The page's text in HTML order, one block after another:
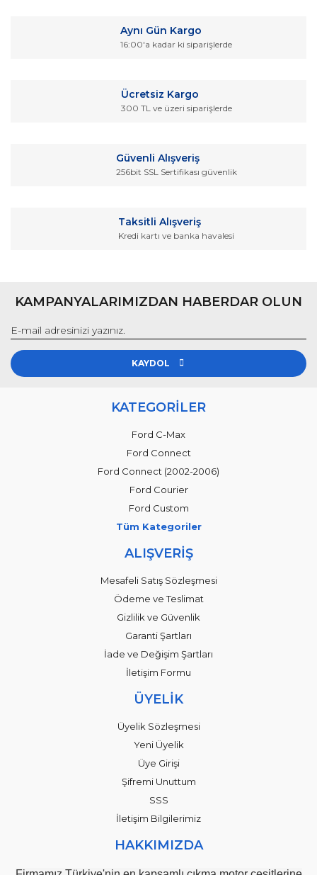
Yorum Yaz
Ürün resmi kalitesiz, bozuk veya görüntülenemiyor.
Ürün fiyatı diğer sitelerden daha pahalı.
Aynı Gün Kargo
16:00'a kadar ki siparişlerde
Ücretsiz Kargo
300 TL ve üzeri siparişlerde
Güvenli Alışveriş
256bit SSL Sertifikası güvenlik
Taksitli Alışveriş
Kredi kartı ve banka havalesi
KAMPANYALARIMIZDAN HABERDAR OLUN
KAYDOL
KATEGORİLER
Ford C-Max
Ford Connect
Ford Connect (2002-2006)
Ford Courier
Ford Custom
Tüm Kategoriler
ALIŞVERİŞ
Mesafeli Satış Sözleşmesi
Ödeme ve Teslimat
Gizlilik ve Güvenlik
Garanti Şartları
İade ve Değişim Şartları
İletişim Formu
ÜYELİK
Üyelik Sözleşmesi
Yeni Üyelik
Üye Girişi
Şifremi Unuttum
SSS
İletişim Bilgilerimiz
HAKKIMIZDA